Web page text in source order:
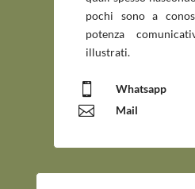
pochi sono a
potenza
illustrati.
 Whatsapp
 Mail